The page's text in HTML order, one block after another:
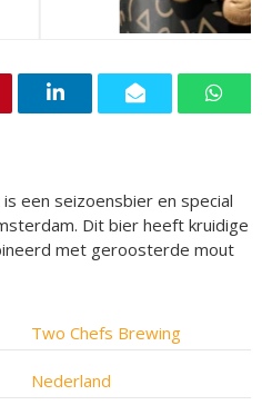
een seizoensbier en special
Dit bier heeft kruidige
met geroosterde mout
Two Chefs Brewing
Nederland